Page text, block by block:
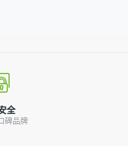
全
碑品牌